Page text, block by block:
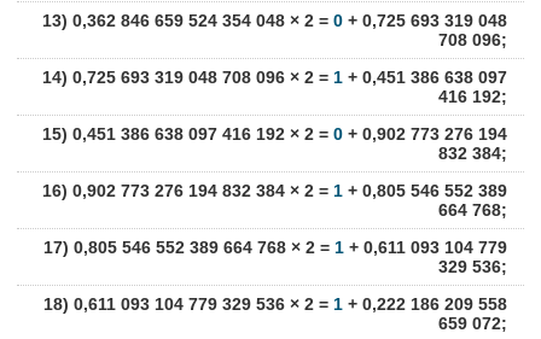
13) 0,362 846 659 524 354 048 × 2 = 0+ 0,725 693 319 048
708 096;
14) 0,725 693 319 048 708 096 × 2 = 1+ 0,451 386 638 097
416 192;
15) 0,451 386 638 097 416 192 × 2 = 0+ 0,902 773 276 194
832 384;
16) 0,902 773 276 194 832 384 × 2 = 1+ 0,805 546 552 389
664 768;
17) 0,805 546 552 389 664 768 × 2 = 1+ 0,611 093 104 779
329 536;
18) 0,611 093 104 779 329 536 × 2 = 1+ 0,222 186 209 558
659 072;